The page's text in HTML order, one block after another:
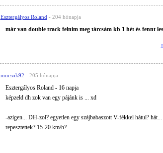
Esztergályos Roland - 204 hónapja
már van double track felnim meg tárcsám kb 1 hét és fennt
mocsok92 - 205 hónapja
Esztergályos Roland - 16 napja
képzeld dh zok van egy pájánk is ... xd
-azigen... DH-zol? egyetlen egy szájbabaszott V-fékkel hátul?
repesztettek? 15-20 km/h?